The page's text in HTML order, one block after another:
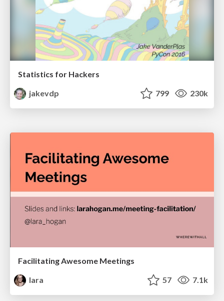
Statistics for Hackers
jakevdp
799 230k
Facilitating Awesome Meetings
lara
57 7.1k